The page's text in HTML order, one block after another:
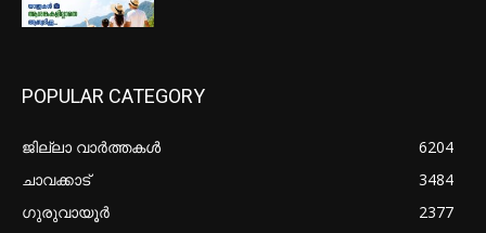
POPULAR CATEGORY
ജില്ലാ വാർത്തകൾ
6204
ചാവക്കാട്
3484
ഗുരുവായൂർ
2377